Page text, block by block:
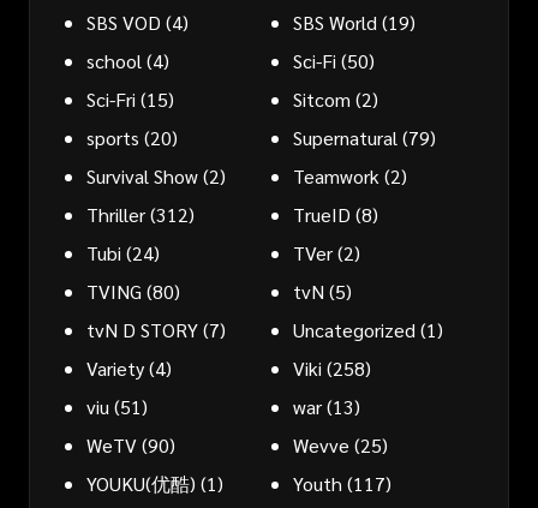
SBS VOD (4) SBS World(19)
school(4) Sci-Fi (50)
Sci-Fri (15) Sitcom (2)
sports (20) Supernatural(79)
Survival Show(2) Teamwork(2)
Thriller(312) TrueID (8)
Tubi (24) TVer(2)
TVING (80) tvN (5)
tvN D STORY(7) Uncategorized(1)
Variety(4) Viki (258)
viu(51) war(13)
WeTV(90) Wevve (25)
YOUKU(优酷) (1) Youth (117)